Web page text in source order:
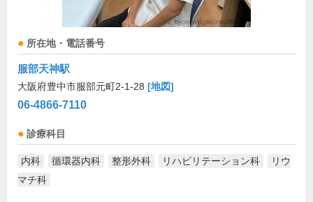
所在地・電話番号
服部天神駅
大阪府豊中市服部元町2-1-28 [地図]
06-4866-7110
診療科目
内科 循環器内科 整形外科 リハビリテーション科
リウ
マチ科